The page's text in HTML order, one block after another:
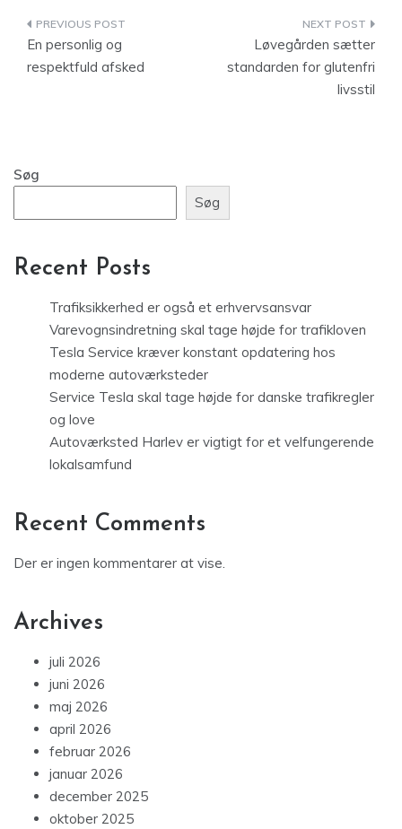
Indlægsnavigation
En personlig og
respektfuld afsked
Løvegården sætter
standarden for glutenfri
livsstil
Søg
Søg
Recent Posts
Trafiksikkerhed er også et erhvervsansvar
Varevognsindretning skal tage højde for trafikloven
Tesla Service kræver konstant opdatering hos
moderne autoværksteder
Service Tesla skal tage højde for danske trafikregler
og love
Autoværksted Harlev er vigtigt for et velfungerende
lokalsamfund
Recent Comments
Der er ingen kommentarer at vise.
Archives
juli 2026
juni 2026
maj 2026
april 2026
februar 2026
januar 2026
december 2025
oktober 2025